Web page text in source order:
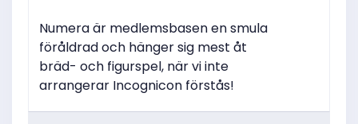
Numera är medlemsbasen en smula
föråldrad och hänger sig mest åt
bräd- och figurspel, när vi inte
arrangerar Incognicon förstås!